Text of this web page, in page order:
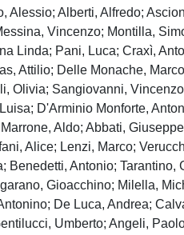
Alessio; Alberti, Alfredo;
Vincenzo; Montilla,
Linda; Pani, Luca; Craxì,
Attilio; Delle Monache,
Olivia; Sangiovanni,
D'Arminio Monforte,
Aldo; Abbati,
Alice; Lenzi, Marco;
Benedetti, Antonio;
Gioacchino; Milella,
De Luca, Andrea;
Umberto; Angeli,